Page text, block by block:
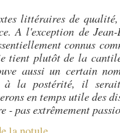
littéraires de
A l'exception de
connus
tient plutôt de la
aussi un certain
à la postérité, il
en temps utile des
- pas extrêmement